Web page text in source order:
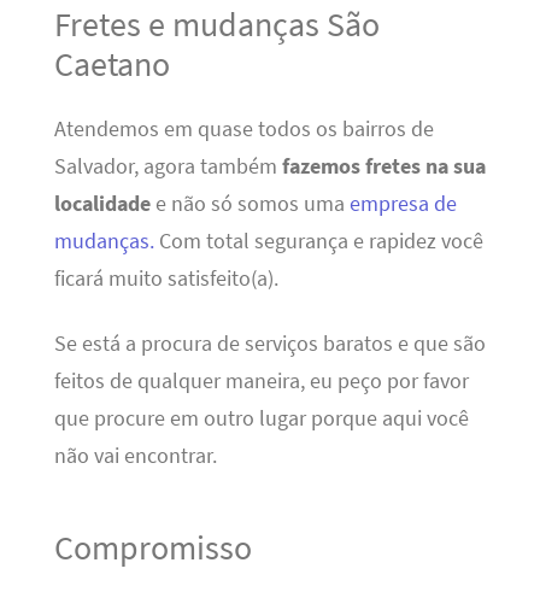
Fretes e mudanças São
Caetano
Atendemos em quase todos os bairros de
Salvador, agora também fazemos fretes na sua
localidadee não só somos uma empresa de
mudanças.Com total segurança e rapidez você
ficará muito satisfeito(a).
Se está a procura de serviços baratos e que são
feitos de qualquer maneira, eu peço por favor
que procure em outro lugar porque aqui você
não vai encontrar.
Compromisso